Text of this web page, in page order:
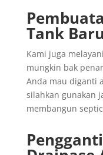
Tank Baru
Kami juga
mungkin bak
Anda mau diganti
silahkan gunakan
membangun